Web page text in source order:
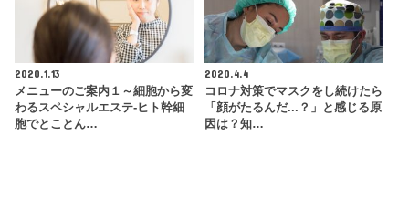
2020.1.13
メニューのご案内１～細胞から変
わるスペシャルエステ‐ヒト幹細
胞でとことん…
2020.4.4
コロナ対策でマスクをし続けたら
「顔がたるんだ...？」と感じる原
因は？知…